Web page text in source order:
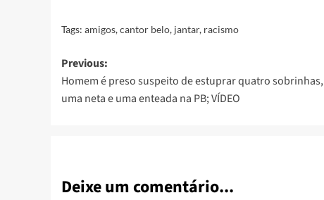
Tags: amigos,cantor belo, jantar, racismo
Post
navigation
Previous:
Homem é preso suspeito de estuprar quatro sobrinhas,
uma neta e uma enteada na PB; VÍDEO
Deixe um comentário...